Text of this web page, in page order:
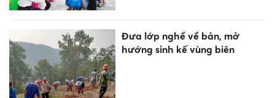
Đưa lớp nghề về bản, mở
hướng sinh kế vùng biên